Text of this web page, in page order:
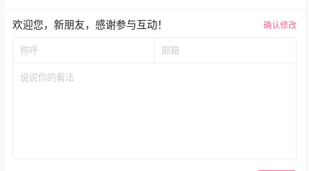
欢迎您，新朋友，感谢参与互动！ 确认修改